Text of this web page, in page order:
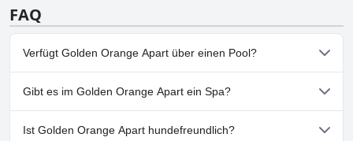
FAQ
Verfügt Golden Orange Apart über einen Pool?
Ja, Golden Orange Apart hat Pools, die zu einer oder mehreren
der folgenden Kategorien gehören: Kinderpool, Wasserrutsche,
Außenpool.
Gibt es im Golden Orange Apart ein Spa?
Nein, ein Spa ist im Golden Orange Apart nicht vorhanden.
Ist Golden Orange Apart hundefreundlich?